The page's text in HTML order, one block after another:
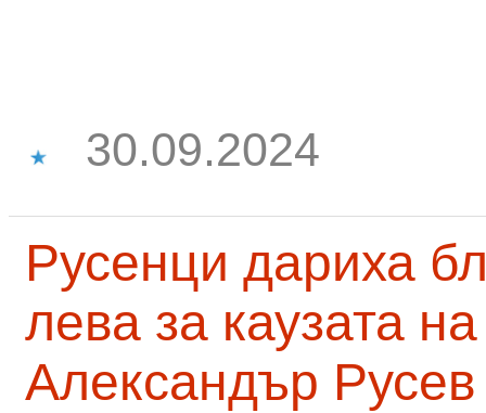
30.09.2024
Русенци дариха
лева за каузата
Александър Русев